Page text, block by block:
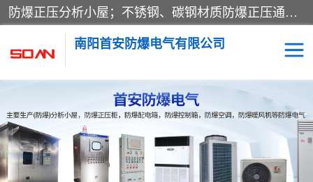
防爆正压分析小屋；不锈钢、碳钢材质防爆正压通风柜，分上下、左右、外挂三种款式；立式、挂式防爆配电柜体；不锈钢、碳钢防爆变频、磁力、星三角启动器；不锈钢、碳钢、铸铝防爆控制箱柜；可操作按键、多块式防爆仪表箱；多材质防爆接线箱；台式防爆电脑、防爆监视器。产品适配石油、化工、煤炭、电力、纺织、酿酒、航天、铁路、冶金、船舶、消防、市政等多行业工况使用。
南阳首安防爆电气有限公司
防爆小屋 防爆正压柜
防爆空调 防爆配电箱